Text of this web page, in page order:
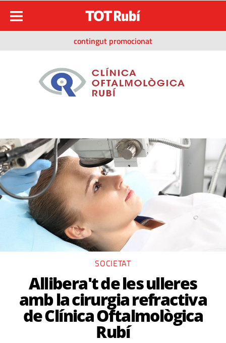
contingut promocionat
SOCIETAT
Allibera't de les ulleres
amb la cirurgia refractiva
de Clínica Oftalmològica
Rubí